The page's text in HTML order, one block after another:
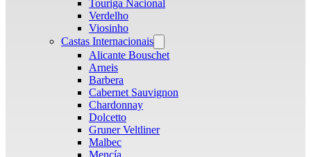
Touriga Nacional
Verdelho
Viosinho
Castas Internacionais
menu
Alicante Bouschet
Arneis
Barbera
Cabernet Sauvignon
Chardonnay
Dolcetto
Gruner Veltliner
Malbec
Mencía